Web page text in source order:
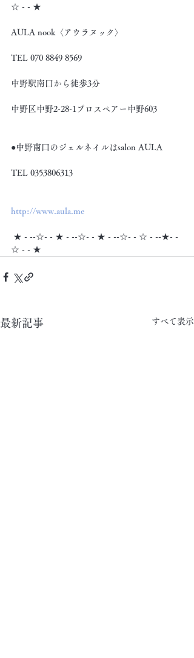
☆ - - ★
AULA nook〈アウラヌック〉
TEL 070 8849 8569
中野駅南口から徒歩3分
中野区中野2-28-1プロスペアー中野603
●中野南口のジェルネイルはsalon AULA
TEL 0353806313
http://www.aula.me
★ - --☆- - ★ - --☆- - ★ - --☆- - ☆ - --★- -
☆ - - ★
最新記事 すべて表示